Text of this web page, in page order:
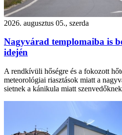
2026. augusztus 05., szerda
Nagyvárad templomaiba is
idején
A rendkívüli hőségre és a fokozott
meteorológiai riasztások miatt a
sietnek a kánikula miatt